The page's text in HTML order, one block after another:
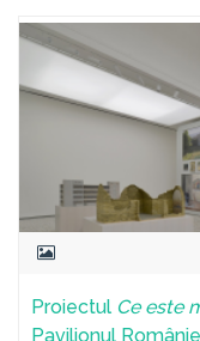
Proiectul Ce este
Pavilionul